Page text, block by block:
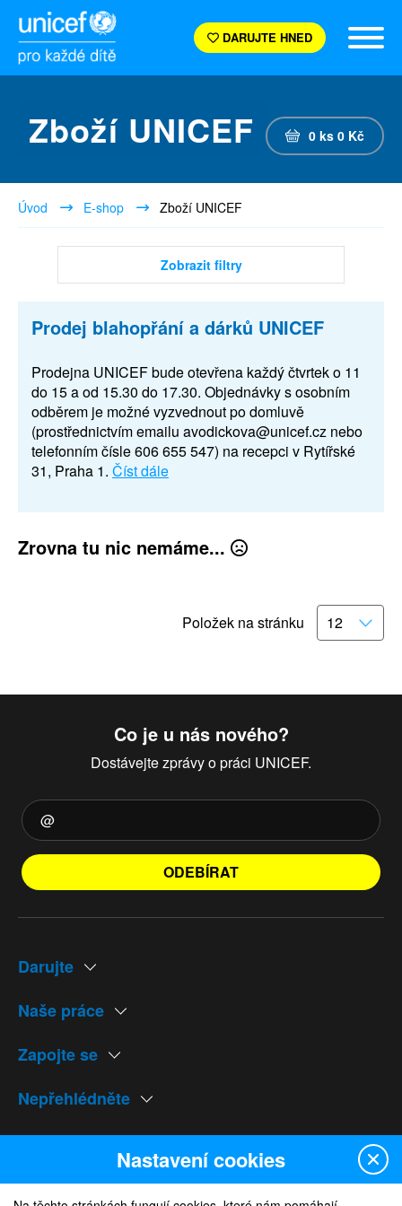
DARUJTE HNED
Zboží UNICEF 0 ks 0 Kč
Úvod E-shop Zboží UNICEF
Zobrazit filtry
Prodej blahopřání a dárků UNICEF
Prodejna UNICEF bude otevřena každý čtvrtek o 11
do 15 a od 15.30 do 17.30. Objednávky s osobním
odběrem je možné vyzvednout po domluvě
(prostřednictvím emailu avodickova@unicef.cz nebo
telefonním čísle 606 655 547) na recepci v Rytířské
31, Praha 1. Číst dále
Zrovna tu nic nemáme...
Položek na stránku
Co je u nás nového?
Dostávejte zprávy o práci UNICEF.
ODEBÍRAT
Darujte
Naše práce
Zapojte se
Nepřehlédněte
Naše weby
Nastavení cookies